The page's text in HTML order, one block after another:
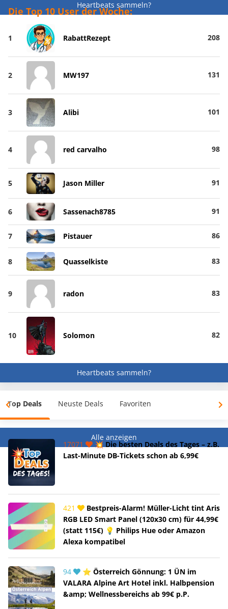
Heartbeats sammeln?
Die Top 10 User der Woche:
1 RabattRezept 208
2 MW197 131
3 Alibi 101
4 red carvalho 98
5 Jason Miller 91
6 Sassenach8785 91
7 Pistauer 86
8 Quasselkiste 83
9 radon 83
10 Solomon 82
Heartbeats sammeln?
Top Deals Neuste Deals Favoriten
Alle anzeigen
17071
💥 Die besten Deals des Tages – z.B.
Last-Minute DB-Tickets schon ab 6,99€
421
Bestpreis-Alarm! Müller-Licht tint Aris
RGB LED Smart Panel (120x30 cm) für 44,99€
(statt 115€) 💡 Philips Hue oder Amazon
Alexa kompatibel
94
⭐ Österreich Gönnung: 1 ÜN im
VALARA Alpine Art Hotel inkl. Halbpension
&amp; Wellnessbereichs ab 99€ p.P.